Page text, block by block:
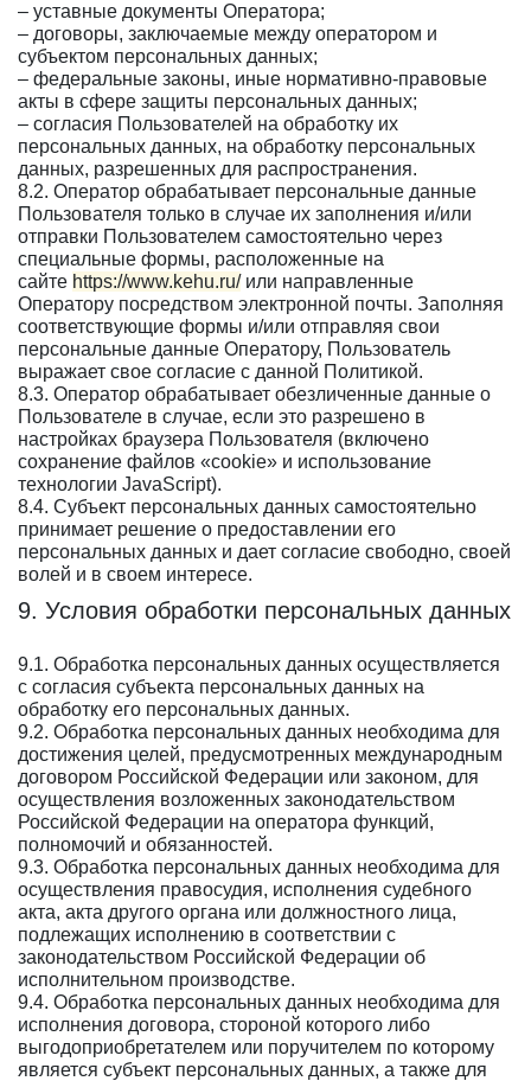
– уставные документы Оператора;
– договоры, заключаемые между оператором и
субъектом персональных данных;
– федеральные законы, иные нормативно-правовые
акты в сфере защиты персональных данных;
– согласия Пользователей на обработку их
персональных данных, на обработку персональных
данных, разрешенных для распространения.
8.2. Оператор обрабатывает персональные данные
Пользователя только в случае их заполнения и/или
отправки Пользователем самостоятельно через
специальные формы, расположенные на
сайте https://www.kehu.ru/или направленные
Оператору посредством электронной почты. Заполняя
соответствующие формы и/или отправляя свои
персональные данные Оператору, Пользователь
выражает свое согласие с данной Политикой.
8.3. Оператор обрабатывает обезличенные данные о
Пользователе в случае, если это разрешено в
настройках браузера Пользователя (включено
сохранение файлов «cookie» и использование
технологии JavaScript).
8.4. Субъект персональных данных самостоятельно
принимает решение о предоставлении его
персональных данных и дает согласие свободно, своей
волей и в своем интересе.
9. Условия обработки персональных данных
9.1. Обработка персональных данных осуществляется
с согласия субъекта персональных данных на
обработку его персональных данных.
9.2. Обработка персональных данных необходима для
достижения целей, предусмотренных международным
договором Российской Федерации или законом, для
осуществления возложенных законодательством
Российской Федерации на оператора функций,
полномочий и обязанностей.
9.3. Обработка персональных данных необходима для
осуществления правосудия, исполнения судебного
акта, акта другого органа или должностного лица,
подлежащих исполнению в соответствии с
законодательством Российской Федерации об
исполнительном производстве.
9.4. Обработка персональных данных необходима для
исполнения договора, стороной которого либо
выгодоприобретателем или поручителем по которому
является субъект персональных данных, а также для